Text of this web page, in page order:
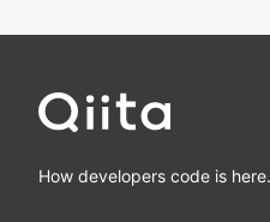
How developers code is here.